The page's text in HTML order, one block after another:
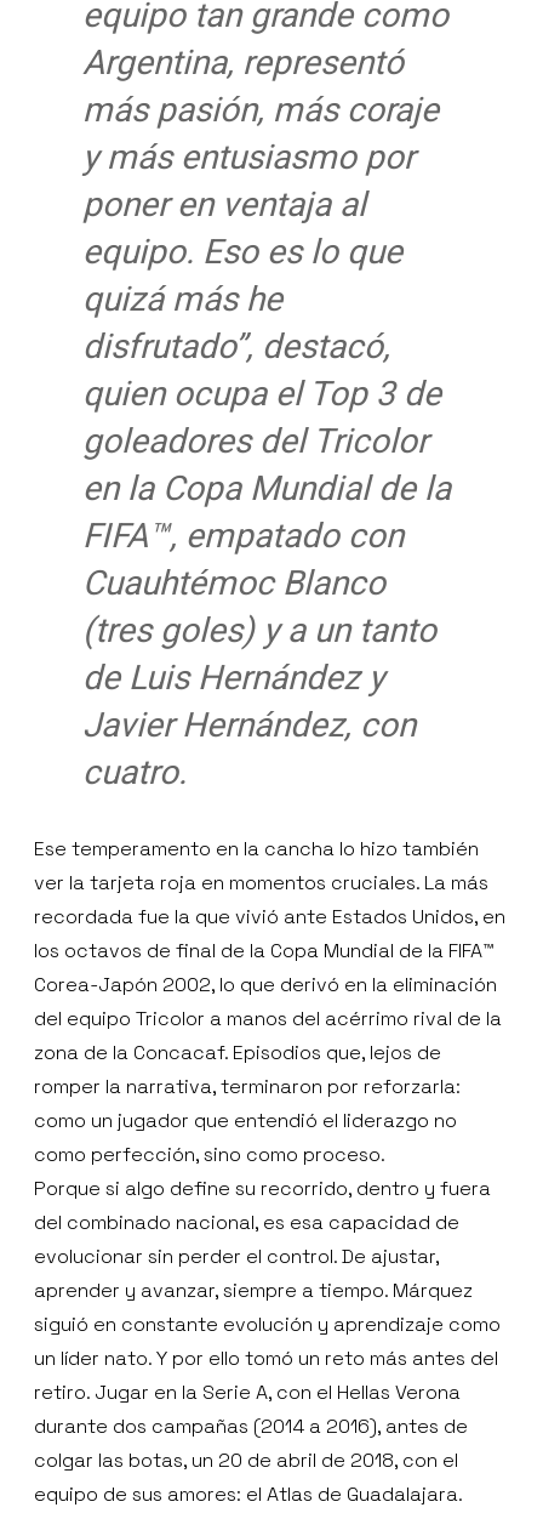
equipo tan grande como
Argentina, representó
más pasión, más coraje
y más entusiasmo por
poner en ventaja al
equipo. Eso es lo que
quizá más he
disfrutado”, destacó,
quien ocupa el Top 3 de
goleadores del Tricolor
en la Copa Mundial de la
FIFA™, empatado con
Cuauhtémoc Blanco
(tres goles) y a un tanto
de Luis Hernández y
Javier Hernández, con
cuatro.
Ese temperamento en la cancha lo hizo también
ver la tarjeta roja en momentos cruciales. La más
recordada fue la que vivió ante Estados Unidos, en
los octavos de final de la Copa Mundial de la FIFA™
Corea-Japón 2002, lo que derivó en la eliminación
del equipo Tricolor a manos del acérrimo rival de la
zona de la Concacaf. Episodios que, lejos de
romper la narrativa, terminaron por reforzarla:
como un jugador que entendió el liderazgo no
como perfección, sino como proceso.
Porque si algo define su recorrido, dentro y fuera
del combinado nacional, es esa capacidad de
evolucionar sin perder el control. De ajustar,
aprender y avanzar, siempre a tiempo. Márquez
siguió en constante evolución y aprendizaje como
un líder nato. Y por ello tomó un reto más antes del
retiro. Jugar en la Serie A, con el Hellas Verona
durante dos campañas (2014 a 2016), antes de
colgar las botas, un 20 de abril de 2018, con el
equipo de sus amores: el Atlas de Guadalajara.